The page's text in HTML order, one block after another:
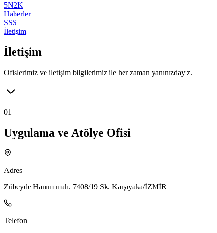
5N2K
Haberler
SSS
İletişim
İletişim
Ofislerimiz ve iletişim bilgilerimiz ile her zaman yanınızdayız.
01
Uygulama ve Atölye Ofisi
Adres
Zübeyde Hanım mah. 7408/19 Sk. Karşıyaka/İZMİR
Telefon